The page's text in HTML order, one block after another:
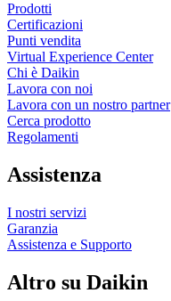
Prodotti
Certificazioni
Punti vendita
Virtual Experience Center
Chi è Daikin
Lavora con noi
Lavora con un nostro partner
Cerca prodotto
Regolamenti
Assistenza
I nostri servizi
Garanzia
Assistenza e Supporto
Altro su Daikin